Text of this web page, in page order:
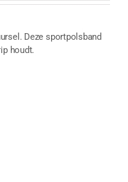
Deze sportpolsband
houdt.